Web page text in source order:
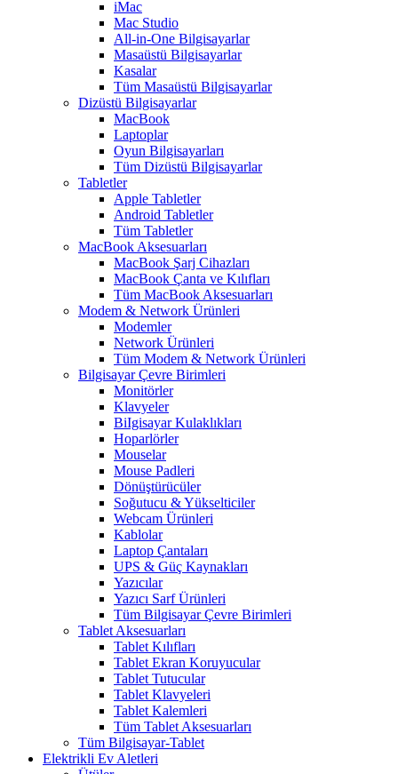
iMac
Mac Studio
All-in-One Bilgisayarlar
Masaüstü Bilgisayarlar
Kasalar
Tüm Masaüstü Bilgisayarlar
Dizüstü Bilgisayarlar
MacBook
Laptoplar
Oyun Bilgisayarları
Tüm Dizüstü Bilgisayarlar
Tabletler
Apple Tabletler
Android Tabletler
Tüm Tabletler
MacBook Aksesuarları
MacBook Şarj Cihazları
MacBook Çanta ve Kılıfları
Tüm MacBook Aksesuarları
Modem & Network Ürünleri
Modemler
Network Ürünleri
Tüm Modem & Network Ürünleri
Bilgisayar Çevre Birimleri
Monitörler
Klavyeler
BiIgisayar Kulaklıkları
Hoparlörler
Mouselar
Mouse Padleri
Dönüştürücüler
Soğutucu & Yükselticiler
Webcam Ürünleri
Kablolar
Laptop Çantaları
UPS & Güç Kaynakları
Yazıcılar
Yazıcı Sarf Ürünleri
Tüm Bilgisayar Çevre Birimleri
Tablet Aksesuarları
Tablet Kılıfları
Tablet Ekran Koruyucular
Tablet Tutucular
Tablet Klavyeleri
Tablet Kalemleri
Tüm Tablet Aksesuarları
Tüm Bilgisayar-Tablet
Elektrikli Ev Aletleri